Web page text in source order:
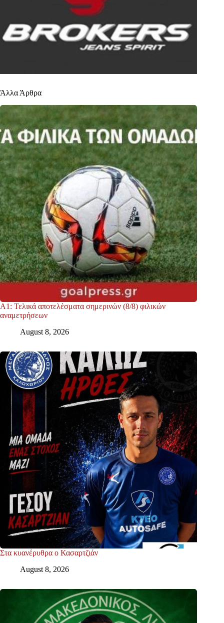
Άλλα Άρθρα
Α1: Τελικά αποτελέσματα σημερινών (8/8) φιλικών
αναμετρήσεων
August 8, 2026
Στα κυανέρυθρα ο Κασαρτζιάν
August 8, 2026